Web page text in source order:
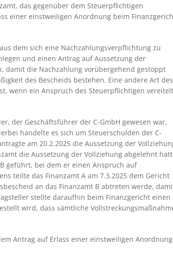
das gegenüber dem Steuerpflichtigen
einer einstweiligen Anordnung beim
dem sich eine Nachzahlungsverpflichtung zu
und einen Antrag auf Aussetzung der
damit die Nachzahlung vorübergehend gestoppt
des Bescheids bestehen. Eine andere Art des
wenn ein Anspruch des Steuerpflichtigen vereitelt
der Geschäftsführer der C-GmbH gewesen war,
handelte es sich um Steuerschulden der C-
am 20.2.2025 die Aussetzung der
die Aussetzung der Vollziehung abgelehnt
geführt, bei dem er einen Anspruch auf
teilte das Finanzamt A am 7.3.2025 dem Gericht
an das Finanzamt B abtreten werde,
stellte daraufhin beim Finanzgericht einen
wird, dass sämtliche
Antrag auf Erlass einer einstweiligen Anordnung